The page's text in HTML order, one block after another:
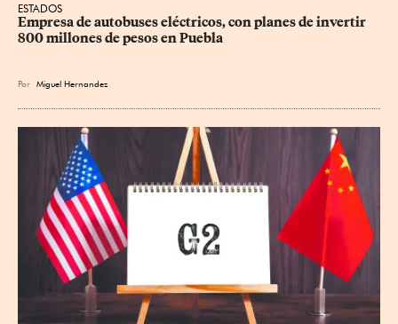
ESTADOS
Empresa de autobuses eléctricos, con planes de invertir
800 millones de pesos en Puebla
Por Miguel Hernandez